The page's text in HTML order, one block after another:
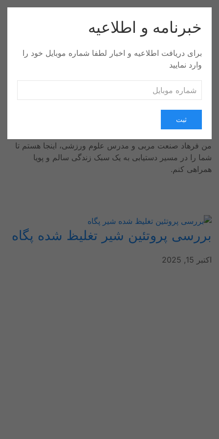
صفحه اول موضوعات درباره من ارتباط با من
من فرهاد صنعت مربی و مدرس علوم ورزشی، اینجا هستم تا
شما را در مسیر دستیابی به یک سبک زندگی سالم و پویا
همراهی کنم.
بررسی پروتئین شیر تغلیظ شده پگاه
اکتبر 15, 2025
خبرنامه و اطلاعیه
برای دریافت اطلاعیه و اخبار لطفا شماره موبایل خود را
وارد نمایید
ثبت